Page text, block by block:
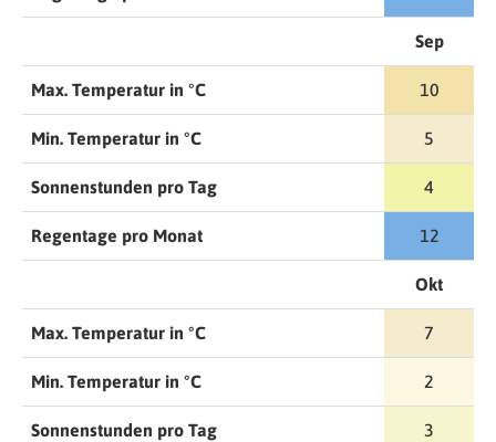
Sep
Max. Temperatur in °C 10
Min. Temperatur in °C 5
Sonnenstunden pro Tag 4
Regentage pro Monat 12
Okt
Max. Temperatur in °C 7
Min. Temperatur in °C 2
Sonnenstunden pro Tag 3